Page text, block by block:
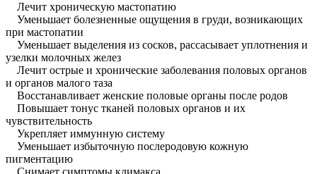
Лечит хроническую мастопатию
Уменьшает болезненные ощущения в груди, возникающих
при мастопатии
Уменьшает выделения из сосков, рассасывает уплотнения и
узелки молочных желез
Лечит острые и хронические заболевания половых органов
и органов малого таза
Восстанавливает женские половые органы после родов
Повышает тонус тканей половых органов и их
чувствительность
Укрепляет иммунную систему
Уменьшает избыточную послеродовую кожную
пигментацию
Снимает симптомы климакса